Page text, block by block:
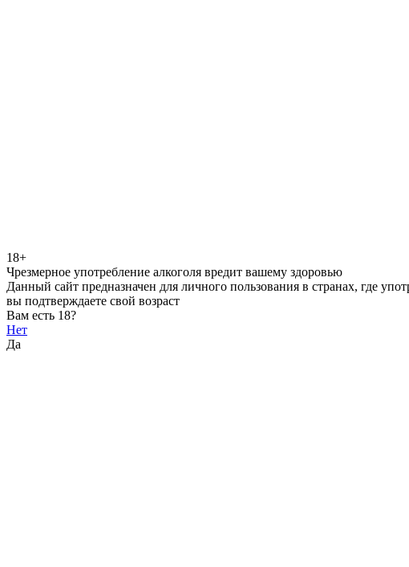
18+
Чрезмерное употребление алкоголя вредит вашему здоровью
Данный сайт предназначен для личного пользования в странах, где
вы подтверждаете свой возраст
Вам есть 18?
Нет
Да